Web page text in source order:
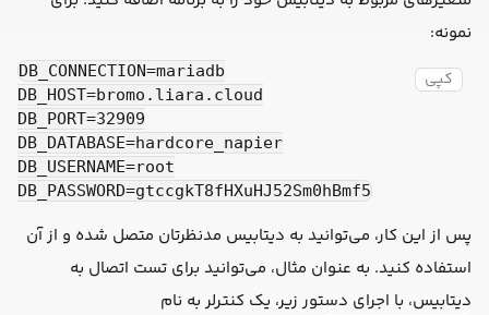
نمونه:
کپی
DB_CONNECTION=mariadb
DB_HOST=bromo.liara.cloud
DB_PORT=32909
DB_DATABASE=hardcore_napier
DB_USERNAME=root
DB_PASSWORD=gtccgkT8fHXuHJ52Sm0hBmf5
پس از این کار، می‌توانید به دیتابیس مدنظرتان متصل شده و از آن
استفاده کنید. به عنوان مثال، می‌توانید برای تست اتصال به
دیتابیس، با اجرای دستور زیر، یک کنترلر به نام